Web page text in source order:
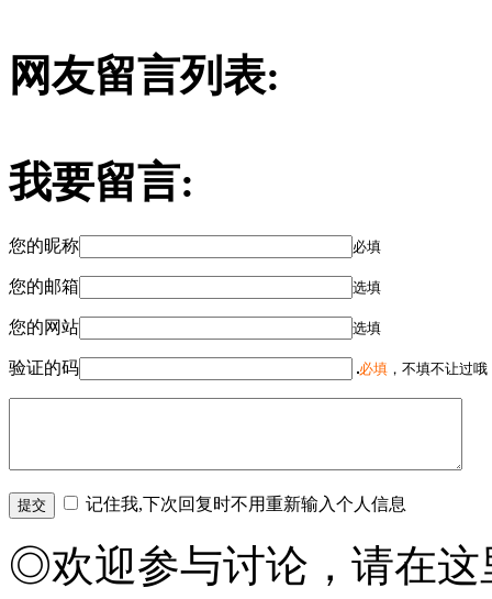
网友留言列表:
我要留言:
您的昵称 必填
您的邮箱 选填
您的网站 选填
验证的码 必填 ，不填不让过
记住我,下次回复时不用重新输入个人信息
◎欢迎参与讨论，请在这